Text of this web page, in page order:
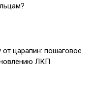
царапин: пошаговое
ЛКП